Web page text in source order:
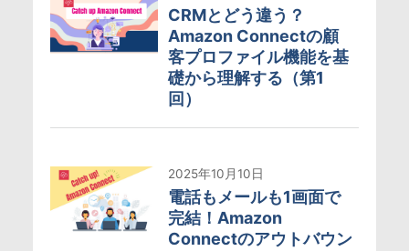
CRMとどう違う？
Amazon Connectの顧
客プロファイル機能を基
礎から理解する（第1
回）
2025年10月10日
電話もメールも1画面で
完結！Amazon
Connectのアウトバウン